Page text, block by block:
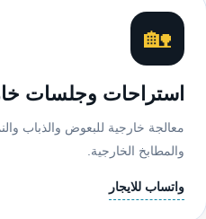
🏡
استراحات وجلسات
معالجة خارجية للبعوض والذباب
والمطابخ الخارجية.
واتساب للايجار